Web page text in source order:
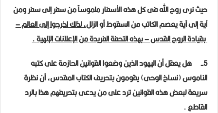
حيث نرى روح الله فى كل هذه الأسفار ملموساً من سفر إلى سفر ومن
آية إلى آية يعصم الكاتب من السقوط أو الزلل، لذلك اخرجوا إلى العالم –
بقيادة الروح القدس – بهذه التحفة الفريدة من الإعلانات الإلهية.
5-
هل يعقل أن اليهود الذين وضعوا القوانين الحازمة على كتبه
الناموس (نساخ الوحى) يقومون بتحريف الكتاب المقدس، أن نظرة
سريعة لبعض هذه القوانين ترد على من يدعى بتحريفهم هذا بالرد
القاطع.